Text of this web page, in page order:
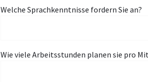
Welche Sprachkenntnisse fordern Sie an?
Wie viele Arbeitsstunden planen sie pro